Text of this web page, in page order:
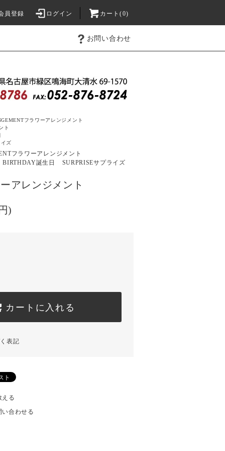
員登録 ログイン カート(0)
お問い合わせ
フラワーアレンジメント
ト
ズ
フラワーアレンジメント
BIRTHDAY誕生日 SURPRISEサプライズ
アレンジメント
)
カートに入れる
表記
える
い合わせる